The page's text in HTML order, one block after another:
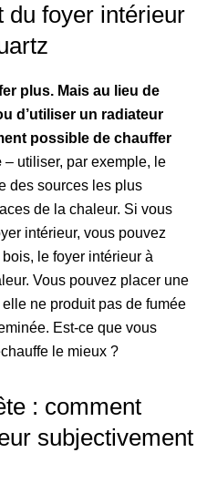
du foyer intérieur
plus. Mais au lieu de
d’utiliser un radiateur
possible de chauffer
– utiliser, par exemple, le
des sources les plus
de la chaleur. Si vous
intérieur, vous pouvez
le foyer intérieur à
Vous pouvez placer une
ne produit pas de fumée
Est-ce que vous
le mieux ?
: comment
subjectivement